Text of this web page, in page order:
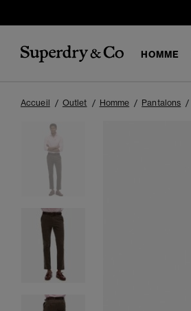
HOMME
Accueil Outlet Homme Pantalons